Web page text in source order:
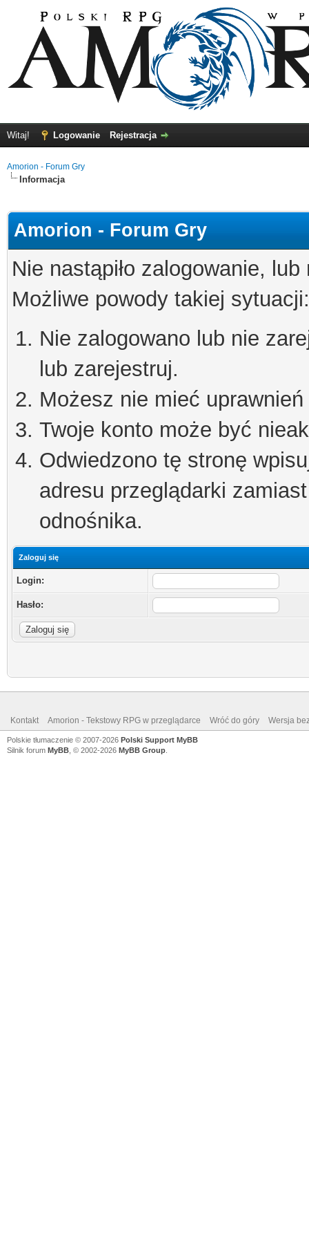
Witaj! Logowanie Rejestracja
Amorion - Forum Gry
Informacja
Amorion - Forum Gry
Nie nastąpiło zalogowanie,
Możliwe powody takiej sytuacji:
Nie zalogowano lub nie
lub zarejestruj.
Możesz nie mieć
Twoje konto może być
Odwiedzono tę stronę
adresu przeglądarki
odnośnika.
Zaloguj się
Login:
Hasło:
Kontakt Amorion - Tekstowy RPG w przeglądarce Wróć do góry Wersja
Polskie tłumaczenie © 2007-2026 Polski Support MyBB
Silnik forum MyBB , © 2002-2026 MyBB Group